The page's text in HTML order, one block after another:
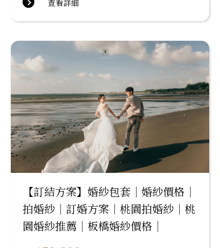
查看詳細
【訂結方案】婚紗包套｜婚紗價格｜
拍婚紗｜訂婚方案｜桃園拍婚紗｜桃
園婚紗推薦｜板橋婚紗價格｜